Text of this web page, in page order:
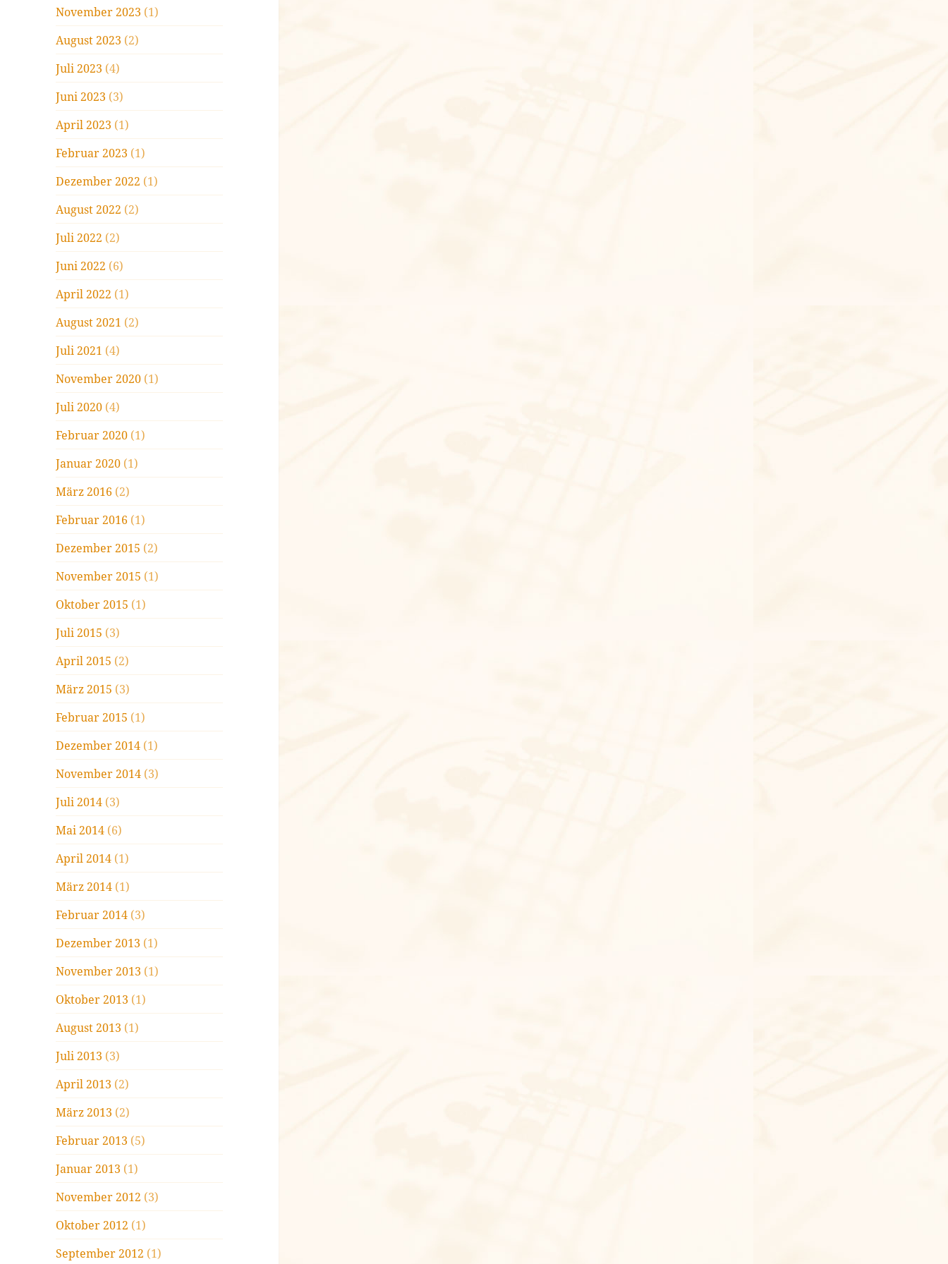
November 2023 (1)
August 2023 (2)
Juli 2023 (4)
Juni 2023 (3)
April 2023 (1)
Februar 2023 (1)
Dezember 2022 (1)
August 2022 (2)
Juli 2022 (2)
Juni 2022 (6)
April 2022 (1)
August 2021 (2)
Juli 2021 (4)
November 2020 (1)
Juli 2020 (4)
Februar 2020 (1)
Januar 2020 (1)
März 2016 (2)
Februar 2016 (1)
Dezember 2015 (2)
November 2015 (1)
Oktober 2015 (1)
Juli 2015 (3)
April 2015 (2)
März 2015 (3)
Februar 2015 (1)
Dezember 2014 (1)
November 2014 (3)
Juli 2014 (3)
Mai 2014 (6)
April 2014 (1)
März 2014 (1)
Februar 2014 (3)
Dezember 2013 (1)
November 2013 (1)
Oktober 2013 (1)
August 2013 (1)
Juli 2013 (3)
April 2013 (2)
März 2013 (2)
Februar 2013 (5)
Januar 2013 (1)
November 2012 (3)
Oktober 2012 (1)
September 2012 (1)